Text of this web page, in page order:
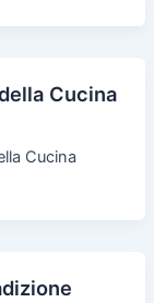
Cucina
Cucina